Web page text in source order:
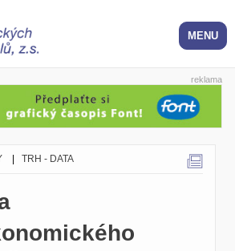
reklama
TRH - DATA